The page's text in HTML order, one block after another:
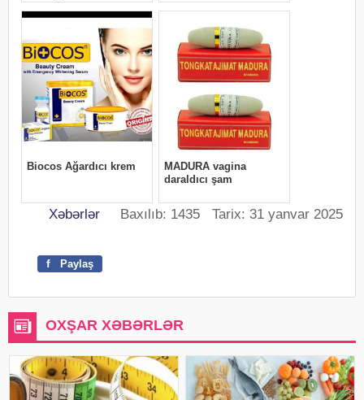
Xəbərlər Baxılıb: 1435 Tarix: 31 yanvar 2025
f Paylaş
OXŞAR XƏBƏRLƏR